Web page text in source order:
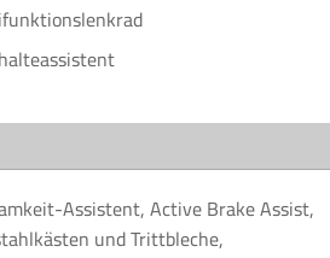
Assistent, Active Brake Assist,
und Trittbleche,